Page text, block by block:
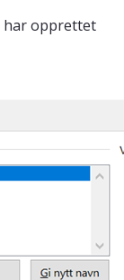
har opprettet